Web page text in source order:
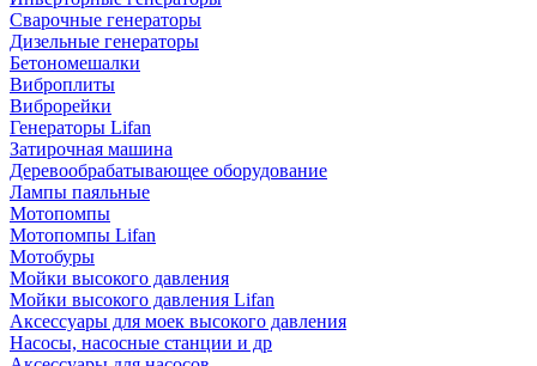
Сварочные генераторы
Дизельные генераторы
Бетономешалки
Виброплиты
Виброрейки
Генераторы Lifan
Затирочная машина
Деревообрабатывающее оборудование
Лампы паяльные
Мотопомпы
Мотопомпы Lifan
Мотобуры
Мойки высокого давления
Мойки высокого давления Lifan
Аксессуары для моек высокого давления
Насосы, насосные станции и др